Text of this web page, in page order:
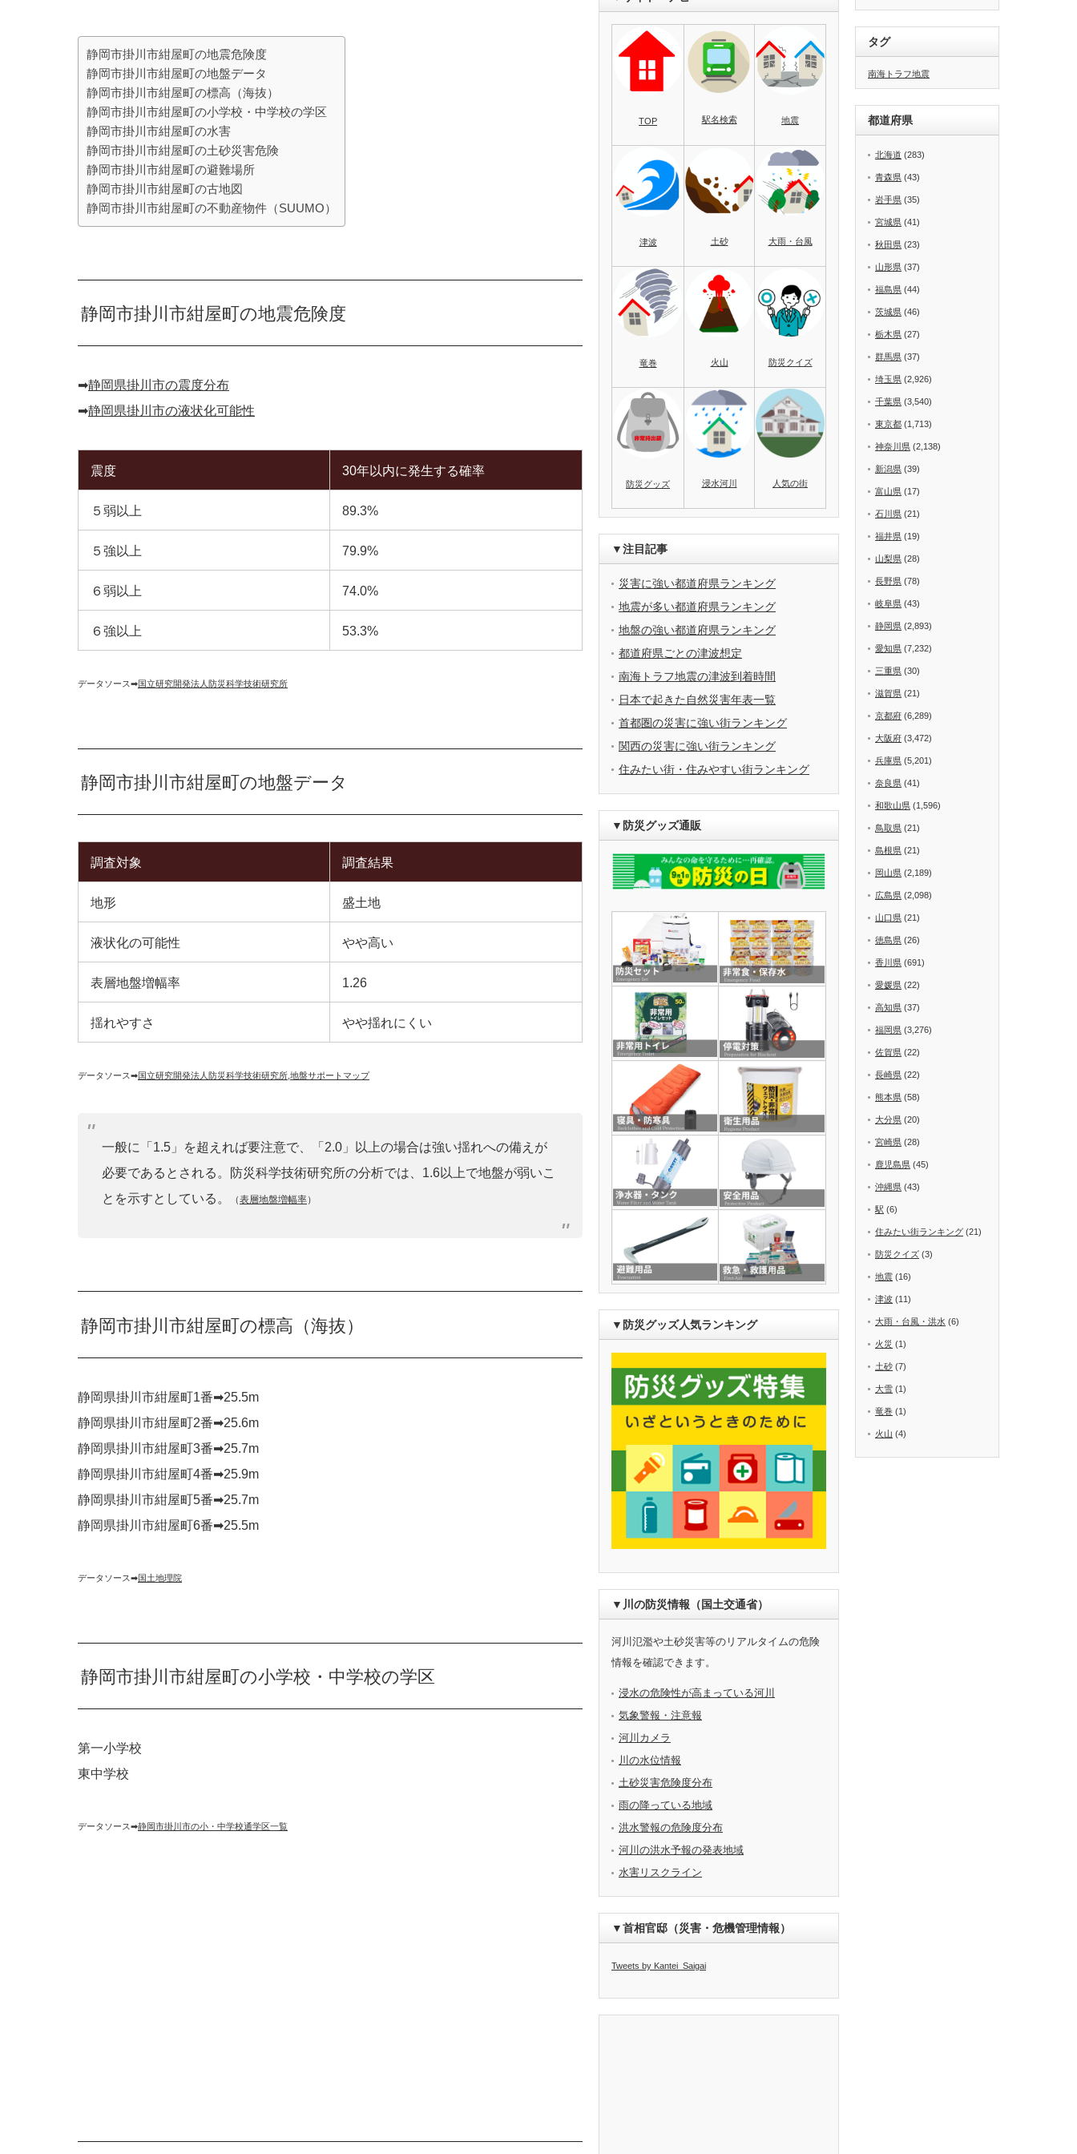
静岡市掛川市紺屋町の地震危険度
静岡市掛川市紺屋町の地盤データ
静岡市掛川市紺屋町の標高（海抜）
静岡市掛川市紺屋町の小学校・中学校の学区
静岡市掛川市紺屋町の水害
静岡市掛川市紺屋町の土砂災害危険
静岡市掛川市紺屋町の避難場所
静岡市掛川市紺屋町の古地図
静岡市掛川市紺屋町の不動産物件（SUUMO）
静岡市掛川市紺屋町の地震危険度
➡︎静岡県掛川市の震度分布
➡︎静岡県掛川市の液状化可能性
震度 30年以内に発生する確率
５弱以上 89.3%
５強以上 79.9%
６弱以上 74.0%
６強以上 53.3%
データソース➡︎国立研究開発法人防災科学技術研究所
静岡市掛川市紺屋町の地盤データ
調査対象 調査結果
地形 盛土地
液状化の可能性 やや高い
表層地盤増幅率 1.26
揺れやすさ やや揺れにくい
データソース➡︎国立研究開発法人防災科学技術研究所 地盤サポートマップ
一般に「1.5」を超えれば要注意で、「2.0」以上の場合は強い揺れへの備えが
必要であるとされる。防災科学技術研究所の分析では、1.6以上で地盤が弱いこ
とを示すとしている。
（表層地盤増幅率）
静岡市掛川市紺屋町の標高（海抜）
静岡県掛川市紺屋町1番➡︎25.5m
静岡県掛川市紺屋町2番➡︎25.6m
静岡県掛川市紺屋町3番➡︎25.7m
静岡県掛川市紺屋町4番➡︎25.9m
静岡県掛川市紺屋町5番➡︎25.7m
静岡県掛川市紺屋町6番➡︎25.5m
データソース➡︎国土地理院
静岡市掛川市紺屋町の小学校・中学校の学区
第一小学校
東中学校
データソース➡︎静岡市掛川市の小・中学校通学区一覧
TOP 駅名検索 地震
津波 土砂 大雨・台風
竜巻 火山 防災クイズ
防災グッズ 浸水河川 人気の街
▼注目記事
災害に強い都道府県ランキング
地震が多い都道府県ランキング
地盤の強い都道府県ランキング
都道府県ごとの津波想定
南海トラフ地震の津波到着時間
日本で起きた自然災害年表一覧
首都圏の災害に強い街ランキング
関西の災害に強い街ランキング
住みたい街・住みやすい街ランキング
▼防災グッズ通販
▼防災グッズ人気ランキング
▼川の防災情報（国土交通省）
河川氾濫や土砂災害等のリアルタイムの危険
情報を確認できます。
浸水の危険性が高まっている河川
気象警報・注意報
河川カメラ
川の水位情報
土砂災害危険度分布
雨の降っている地域
洪水警報の危険度分布
河川の洪水予報の発表地域
水害リスクライン
▼首相官邸（災害・危機管理情報）
Tweets by Kantei_Saigai
タグ
南海トラフ地震
都道府県
北海道 (283)
青森県 (43)
岩手県 (35)
宮城県 (41)
秋田県 (23)
山形県 (37)
福島県 (44)
茨城県 (46)
栃木県 (27)
群馬県 (37)
埼玉県 (2,926)
千葉県 (3,540)
東京都 (1,713)
神奈川県 (2,138)
新潟県 (39)
富山県 (17)
石川県 (21)
福井県 (19)
山梨県 (28)
長野県 (78)
岐阜県 (43)
静岡県 (2,893)
愛知県 (7,232)
三重県 (30)
滋賀県 (21)
京都府 (6,289)
大阪府 (3,472)
兵庫県 (5,201)
奈良県 (41)
和歌山県 (1,596)
鳥取県 (21)
島根県 (21)
岡山県 (2,189)
広島県 (2,098)
山口県 (21)
徳島県 (26)
香川県 (691)
愛媛県 (22)
高知県 (37)
福岡県 (3,276)
佐賀県 (22)
長崎県 (22)
熊本県 (58)
大分県 (20)
宮崎県 (28)
鹿児島県 (45)
沖縄県 (43)
駅 (6)
住みたい街ランキング (21)
防災クイズ (3)
地震 (16)
津波 (11)
大雨・台風・洪水 (6)
火災 (1)
土砂 (7)
大雪 (1)
竜巻 (1)
火山 (4)